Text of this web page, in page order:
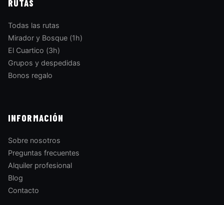
RUTAS
Todas las rutas
Mirador y Bosque (1h)
El Cuartico (3h)
Grupos y despedidas
Bonos regalo
INFORMACIÓN
Sobre nosotros
Preguntas frecuentes
Alquiler profesional
Blog
Contacto